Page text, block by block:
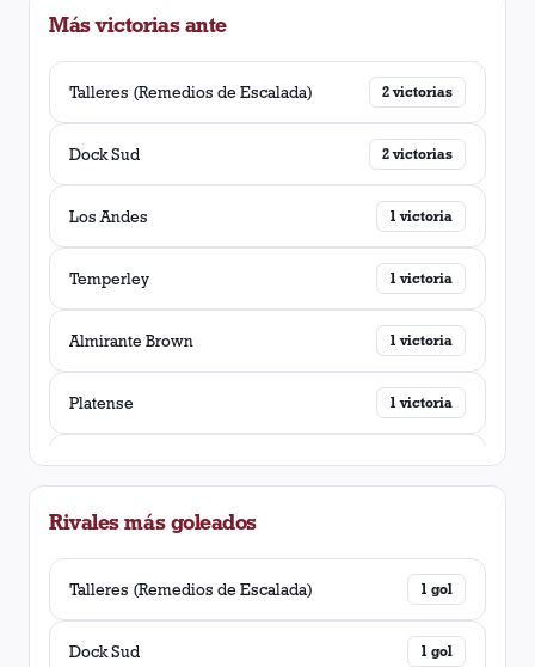
Más victorias ante
Talleres (Remedios de Escalada) 2 victorias
Dock Sud 2 victorias
Los Andes 1 victoria
Temperley 1 victoria
Almirante Brown 1 victoria
Platense 1 victoria
Independiente (Trelew) 1 victoria
Tigre
Rivales más goleados
Talleres (Remedios de Escalada) 1 gol
Dock Sud 1 gol